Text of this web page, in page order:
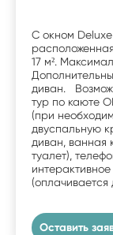
С окном
17 м².
диван.
тур по каюте
(при
двуспальную
диван, ванная
туалет),
(оплачивается
Оставить